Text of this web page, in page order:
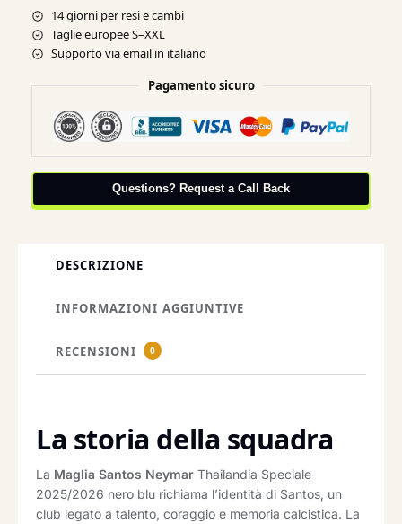
14 giorni per resi e cambi
Taglie europee S–XXL
Supporto via email in italiano
Pagamento sicuro
Questions? Request a Call Back
DESCRIZIONE
INFORMAZIONI AGGIUNTIVE
RECENSIONI 0
La storia della squadra
La Maglia Santos Neymar Thailandia Speciale
2025/2026 nero blu richiama l’identità di Santos, un
club legato a talento, coraggio e memoria calcistica. La